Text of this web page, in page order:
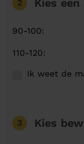
2 Kies
90-100:
110-120:
Ik weet de
3 Kies